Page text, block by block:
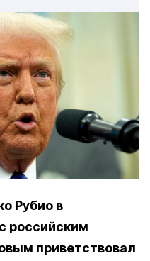
Рубио в
российским
приветствовал